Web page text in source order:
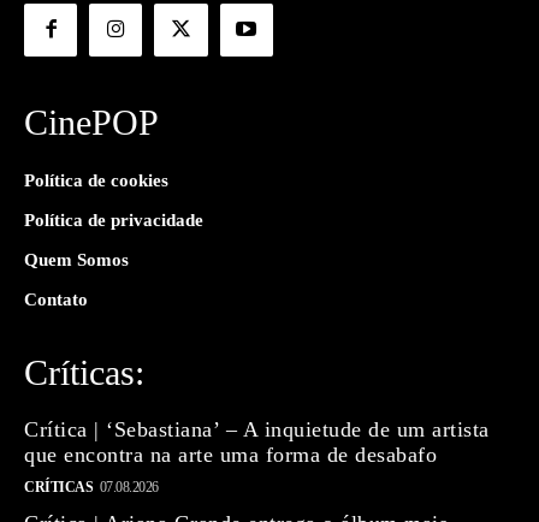
CinePOP
Política de cookies
Política de privacidade
Quem Somos
Contato
Críticas:
Crítica | ‘Sebastiana’ – A inquietude de um artista
que encontra na arte uma forma de desabafo
CRÍTICAS 07.08.2026